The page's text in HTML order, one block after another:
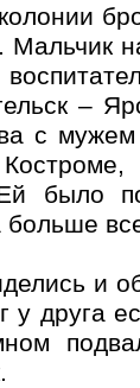
Мальчик
–
с
было
больше
и
у друга